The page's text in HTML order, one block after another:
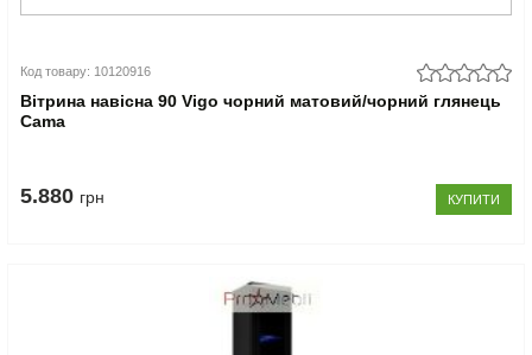
Код товару: 10120916
Вітрина навісна 90 Vigo чорний матовий/чорний глянець
Cama
5.880 грн КУПИТИ